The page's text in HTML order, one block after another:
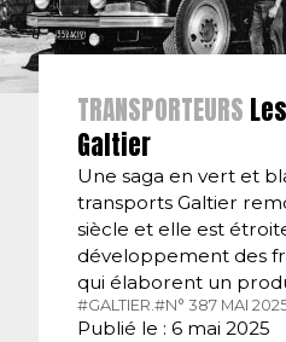
TRANSPORTEURS
Galtier
Une saga en vert et
transports Galtier
siècle et elle est
développement des
qui élaborent un
#GALTIER.#N° 387 MAI
Publié le : 6 mai 2025